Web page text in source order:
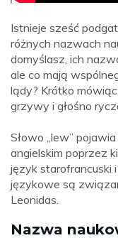
Istnieje sześć
różnych nazwach
domyślasz, ich
ale co mają
lądy? Krótko
grzywy i głośno
Słowo „lew”
angielskim poprzez
język starofrancuski i
językowe są
Leonidas.
Nazwa